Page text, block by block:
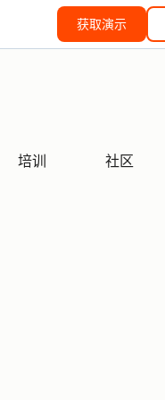
获取演示
培训 社区